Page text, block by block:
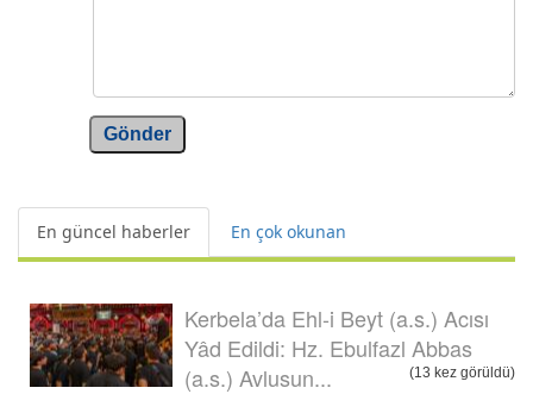
Gönder
En güncel haberler En çok okunan
Kerbela’da Ehl-i Beyt (a.s.) Acısı
Yâd Edildi: Hz. Ebulfazl Abbas
(a.s.) Avlusun...
(13 kez görüldü)